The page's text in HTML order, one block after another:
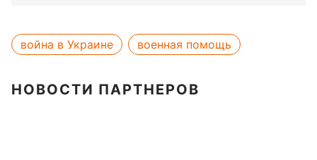
война в Украине военная помощь
НОВОСТИ ПАРТНЕРОВ